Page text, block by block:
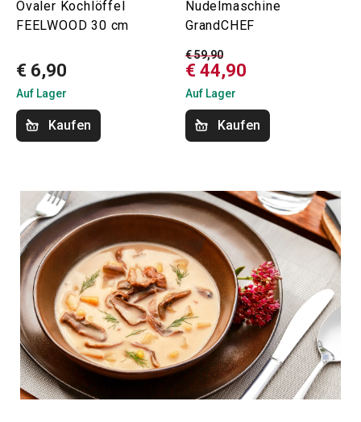
Ovaler Kochlöffel
FEELWOOD 30 cm
€ 6,90
Auf Lager
Kaufen
Nudelmaschine
GrandCHEF
€ 59,90
€ 44,90
Auf Lager
Kaufen